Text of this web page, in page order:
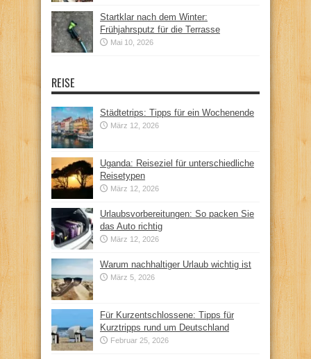
Startklar nach dem Winter:
Frühjahrsputz für die Terrasse
Mai 10, 2026
REISE
Städtetrips: Tipps für ein Wochenende
März 12, 2026
Uganda: Reiseziel für unterschiedliche
Reisetypen
März 12, 2026
Urlaubsvorbereitungen: So packen Sie
das Auto richtig
März 12, 2026
Warum nachhaltiger Urlaub wichtig ist
März 5, 2026
Für Kurzentschlossene: Tipps für
Kurztripps rund um Deutschland
Februar 25, 2026